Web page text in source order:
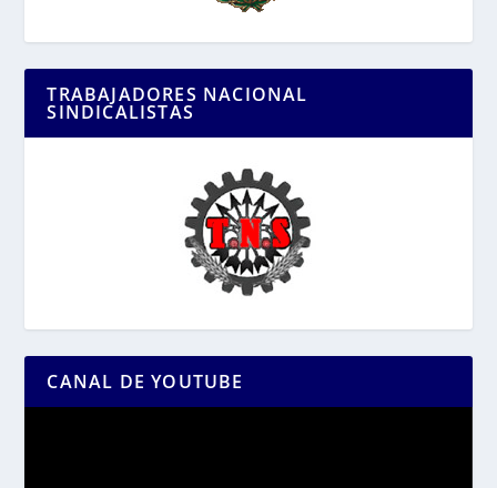
TRABAJADORES NACIONAL
SINDICALISTAS
CANAL DE YOUTUBE